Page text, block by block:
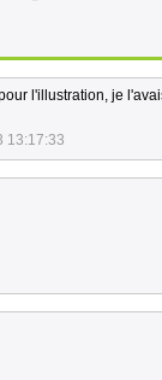
l'illustration, je
13:17:33